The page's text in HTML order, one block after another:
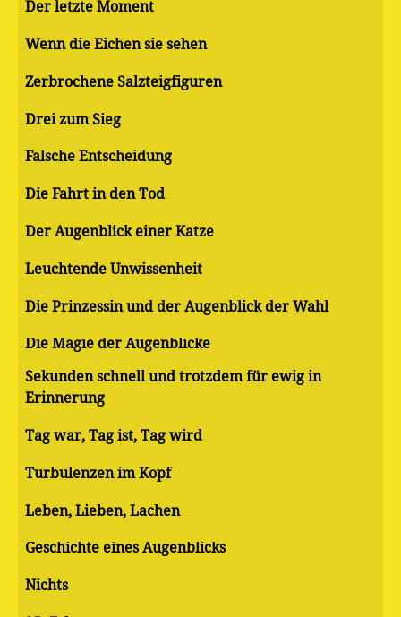
Der letzte Moment
Wenn die Eichen sie sehen
Zerbrochene Salzteigfiguren
Drei zum Sieg
Falsche Entscheidung
Die Fahrt in den Tod
Der Augenblick einer Katze
Leuchtende Unwissenheit
Die Prinzessin und der Augenblick der Wahl
Die Magie der Augenblicke
Sekunden schnell und trotzdem für ewig in
Erinnerung
Tag war, Tag ist, Tag wird
Turbulenzen im Kopf
Leben, Lieben, Lachen
Geschichte eines Augenblicks
Nichts